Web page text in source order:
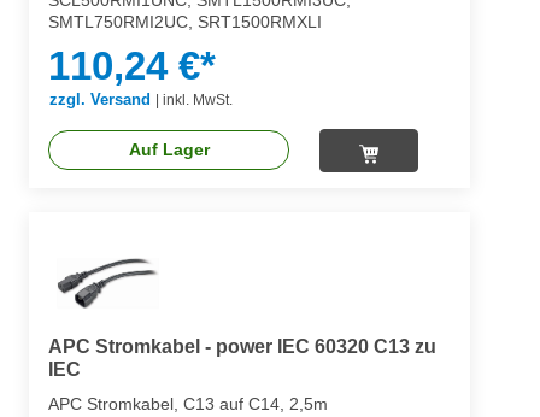
SMTL750RMI2UC, SRT1500RMXLI
110,24 €*
zzgl. Versand inkl. MwSt.
Auf Lager
APC Stromkabel - power IEC 60320 C13 zu
IEC
APC Stromkabel, C13 auf C14, 2,5m